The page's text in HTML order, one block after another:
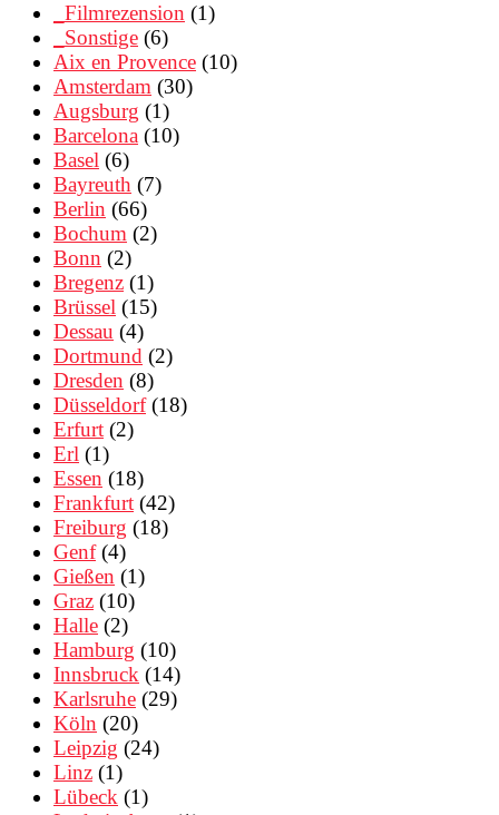
_Filmrezension (1)
_Sonstige (6)
Aix en Provence (10)
Amsterdam (30)
Augsburg (1)
Barcelona (10)
Basel (6)
Bayreuth (7)
Berlin (66)
Bochum (2)
Bonn (2)
Bregenz (1)
Brüssel (15)
Dessau (4)
Dortmund (2)
Dresden (8)
Düsseldorf(18)
Erfurt (2)
Erl (1)
Essen (18)
Frankfurt (42)
Freiburg (18)
Genf(4)
Gießen (1)
Graz (10)
Halle (2)
Hamburg (10)
Innsbruck (14)
Karlsruhe (29)
Köln (20)
Leipzig (24)
Linz (1)
Lübeck (1)